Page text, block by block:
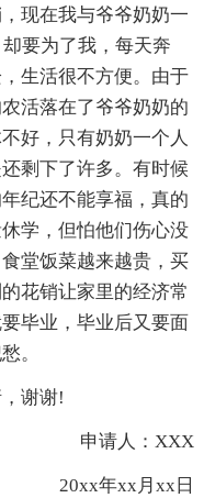
现在我与爷爷奶奶一
要为了我，每天奔
生活很不方便。由于
活落在了爷爷奶奶的
好，只有奶奶一个人
剩下了许多。有时候
纪还不能享福，真的
学，但怕他们伤心没
堂饭菜越来越贵，买
花销让家里的经济常
毕业，毕业后又要面
。
谢谢!
申请人：XXX
20xx年xx月xx日